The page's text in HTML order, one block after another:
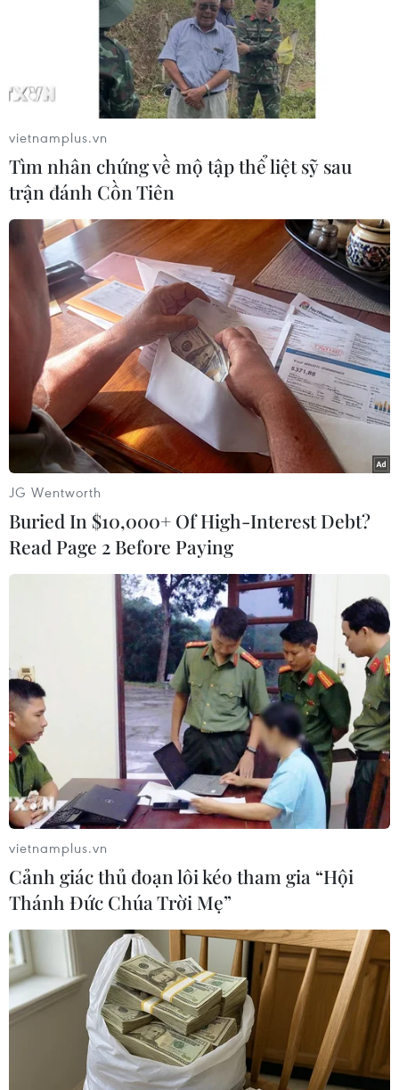
30 phút, ngày 14/4/1975, Hải quân Nhân dân Việt Nam đã
hoàn toàn làm chủ đảo Song Tử Tây. (Ảnh: Vietnam+)
Tháng 4/1975, Hải quân Nhân dân Việt Nam đã lần lượt giải
phỏng các đảo Sơn Ca, Nam Yết, Sinh Tồn và đến 9giờ ngày
29/4/1975 giải phỏng đảo Trường Sa. (Ảnh: Vietnam+)
Việc giải phóng quần đảo Trường Sa đã thể hiện rõ ý chí quyết
chiến, quyết thắng của Quân đội Nhân dân Việt Nam nói
chung, của bộ đội Hải quân nói riêng, góp phần quan trọng
vào chiến thắng vĩ đại của dân tộc “Giải phóng hoàn toàn miền
Nam thống nhất đất nước.” (Ảnh: Vietnam+)
Quần đảo Trường Sa là một phần lãnh thổ thiêng liêng của Tổ
quốc. (Ảnh: Vietnam+)
vietnamplus.vn
Tìm nhân chứng về mộ tập thể liệt sỹ sau
trận đánh Cồn Tiên
JG Wentworth
Buried In $10,000+ Of High-Interest Debt?
Read Page 2 Before Paying
vietnamplus.vn
Cảnh giác thủ đoạn lôi kéo tham gia “Hội
Thánh Đức Chúa Trời Mẹ”